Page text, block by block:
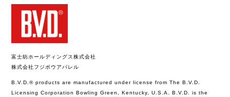
富士紡ホールディングス株式会社
株式会社フジボウアパレル
B.V.D.® products are manufactured under license from The B.V.D.
Licensing Corporation Bowling Green, Kentucky, U.S.A. B.V.D. is the